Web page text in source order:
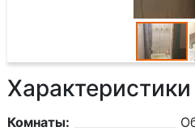
Комнаты: